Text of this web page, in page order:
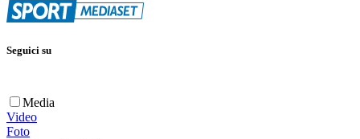
Seguici su
Media
Video
Foto